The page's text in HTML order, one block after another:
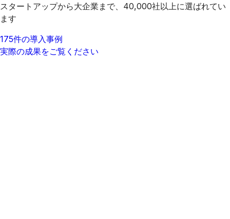
スタートアップから大企業まで、40,000社以上に選ばれてい
ます
175件の導入事例
実際の成果をご覧ください